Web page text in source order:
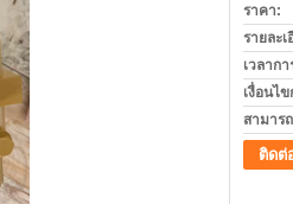
ราคา:
รายละ
เวลาก
เงื่อนไ
สามาร
ติดต่